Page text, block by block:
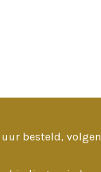
uur besteld,